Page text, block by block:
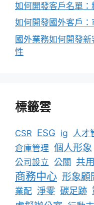
如何開發客戶名單
如何開發國外客戶
國外業務如何開發
性
標籤雲
CSR ESG ig 人才
倉庫管理 個人形象
公司設立 公關 共
商務中心 形象顧
業配 淨零 碳足跡